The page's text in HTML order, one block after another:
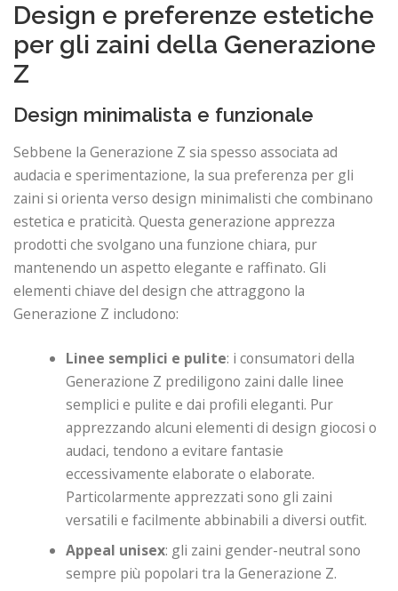
Design e preferenze estetiche
per gli zaini della Generazione
Z
Design minimalista e funzionale
Sebbene la Generazione Z sia spesso associata ad
audacia e sperimentazione, la sua preferenza per gli
zaini si orienta verso design minimalisti che combinano
estetica e praticità. Questa generazione apprezza
prodotti che svolgano una funzione chiara, pur
mantenendo un aspetto elegante e raffinato. Gli
elementi chiave del design che attraggono la
Generazione Z includono:
Linee semplici e pulite: i consumatori della
Generazione Z prediligono zaini dalle linee
semplici e pulite e dai profili eleganti. Pur
apprezzando alcuni elementi di design giocosi o
audaci, tendono a evitare fantasie
eccessivamente elaborate o elaborate.
Particolarmente apprezzati sono gli zaini
versatili e facilmente abbinabili a diversi outfit.
Appeal unisex: gli zaini gender-neutral sono
sempre più popolari tra la Generazione Z.